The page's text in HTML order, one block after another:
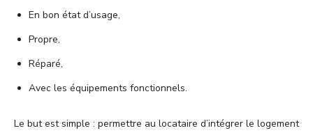
En bon état d’usage,
Propre,
Réparé,
Avec les équipements fonctionnels.
Le but est simple : permettre au locataire d’intégrer le logement